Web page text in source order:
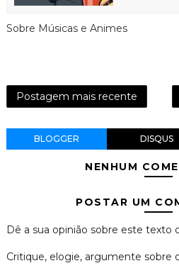
Sobre Músicas e Animes
Postagem mais recente
BLOGGER DISQUS
NENHUM
POSTAR UM
Dê a sua opinião sobre este texto
Critique, elogie, argumente sobre